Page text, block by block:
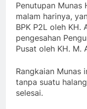
Penutupan
malam harinya,
BPK P2L oleh KH.
pengesahan
Pusat oleh KH. M.
Rangkaian Munas
tanpa suatu
selesai.